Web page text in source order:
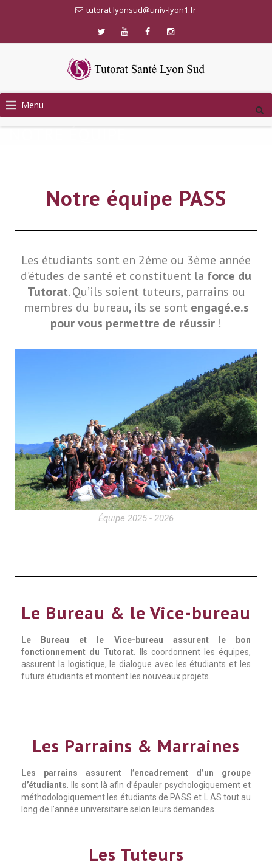
tutorat.lyonsud@univ-lyon1.fr
Menu
NOTRE ÉQUIPE
Notre équipe PASS
Les étudiants sont en 2ème ou 3ème année
d’études de santé et constituent la force du
Tutorat. Qu’ils soient tuteurs, parrains ou
membres du bureau, ils se sont engagé.e.s
pour vous permettre de réussir !
Équipe 2025 - 2026
Le Bureau & le Vice-bureau
Le Bureau et le Vice-bureau assurent le bon
fonctionnement du Tutorat.
Ils coordonnent les équipes,
assurent la logistique, le dialogue avec les étudiants et les
futurs étudiants et montent les nouveaux projets.
Les Parrains & Marraines
Les parrains assurent l’encadrement d’un groupe
d’étudiants. Ils sont là afin d’épauler psychologiquement et
méthodologiquement les étudiants de PASS et L.AS tout au
long de l’année universitaire selon leurs demandes.
Les Tuteurs